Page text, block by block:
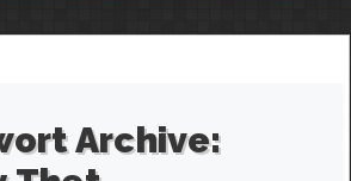
Archive: